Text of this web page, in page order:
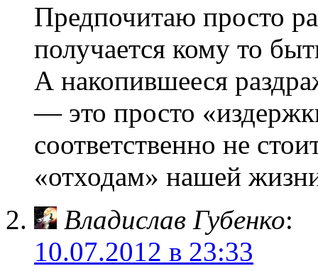
Предпочитаю просто
получается кому то
А накопившееся
— это просто
соответственно не
«отходам» нашей
Владислав Губенко:
10.07.2012 в 23:33